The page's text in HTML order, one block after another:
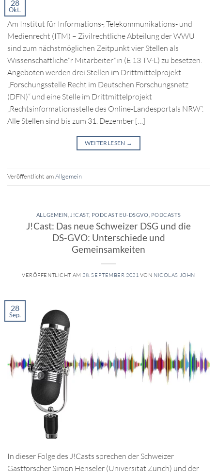
28
Okt.
Am Institut für Informations-, Telekommunikations- und
Medienrecht (ITM) – Zivilrechtliche Abteilung der WWU
sind zum nächstmöglichen Zeitpunkt vier Stellen als
Wissenschaftliche*r Mitarbeiter*in (E 13 TV-L) zu besetzen.
Angeboten werden drei Stellen im Drittmittelprojekt
„Forschungsstelle Recht im Deutschen Forschungsnetz
(DFN)“ und eine Stelle im Drittmittelprojekt
„Rechtsinformationsstelle des Online-Landesportals NRW“.
Alle Stellen sind bis zum 31. Dezember […]
WEITERLESEN →
Veröffentlicht amAllgemein
ALLGEMEIN J!CAST, PODCAST EU-DSGVO PODCASTS
J!Cast: Das neue Schweizer DSG und die
DS-GVO: Unterschiede und
Gemeinsamkeiten
VERÖFFENTLICHT AM 28. SEPTEMBER 2021 VON NICOLAS JOHN
28
Sep.
In dieser Folge des J!Casts sprechen der Schweizer
Gastforscher Simon Henseler (Universität Zürich) und der